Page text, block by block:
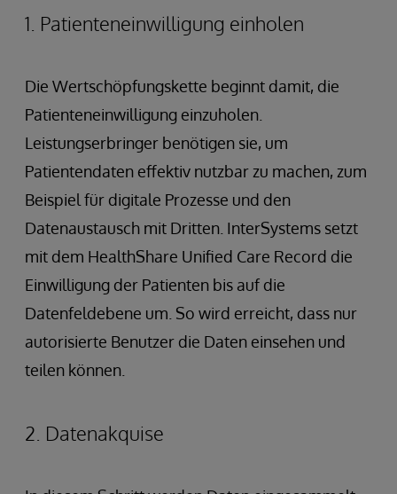
1. Patienteneinwilligung einholen
Die Wertschöpfungskette beginnt damit, die
Patienteneinwilligung einzuholen.
Leistungserbringer benötigen sie, um
Patientendaten effektiv nutzbar zu machen, zum
Beispiel für digitale Prozesse und den
Datenaustausch mit Dritten. InterSystems setzt
mit dem HealthShare Unified Care Record die
Einwilligung der Patienten bis auf die
Datenfeldebene um. So wird erreicht, dass nur
autorisierte Benutzer die Daten einsehen und
teilen können.
2. Datenakquise